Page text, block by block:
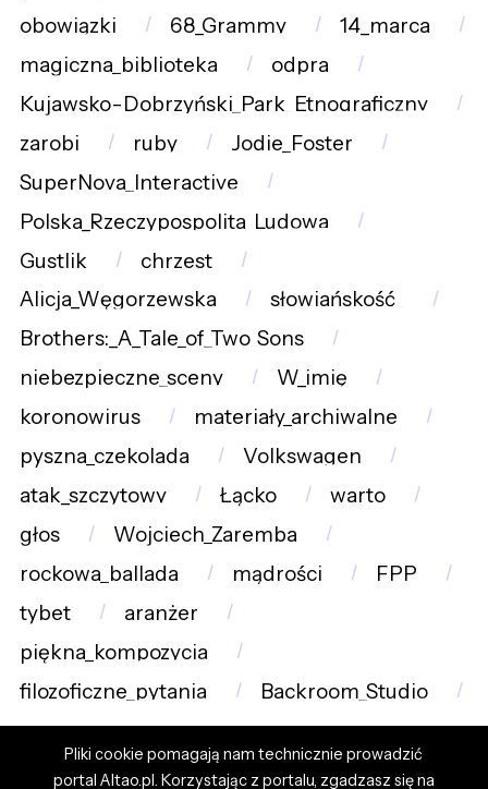
obowiązki
68_Grammy
14_marca
magiczna_biblioteka
odpra
Kujawsko-Dobrzyński_Park_Etnograficzny
zarobi
ruby
Jodie_Foster
SuperNova_Interactive
Polska_Rzeczypospolita_Ludowa
Gustlik
chrzest
Alicja_Węgorzewska
słowiańskość_
Brothers:_A_Tale_of_Two_Sons
niebezpieczne_sceny
W_imię
koronowirus
materiały_archiwalne
pyszna_czekolada
Volkswagen
atak_szczytowy
Łącko
warto
głos
Wojciech_Zaremba
rockowa_ballada
mądrości
FPP
tybet
aranżer
piękna_kompozycja
filozoficzne_pytania
Backroom_Studio
Pliki cookie pomagają nam technicznie prowadzić
portal Altao.pl. Korzystając z portalu, zgadzasz się na